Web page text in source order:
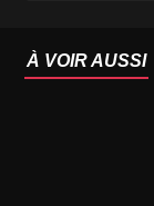
À VOIR AUSSI